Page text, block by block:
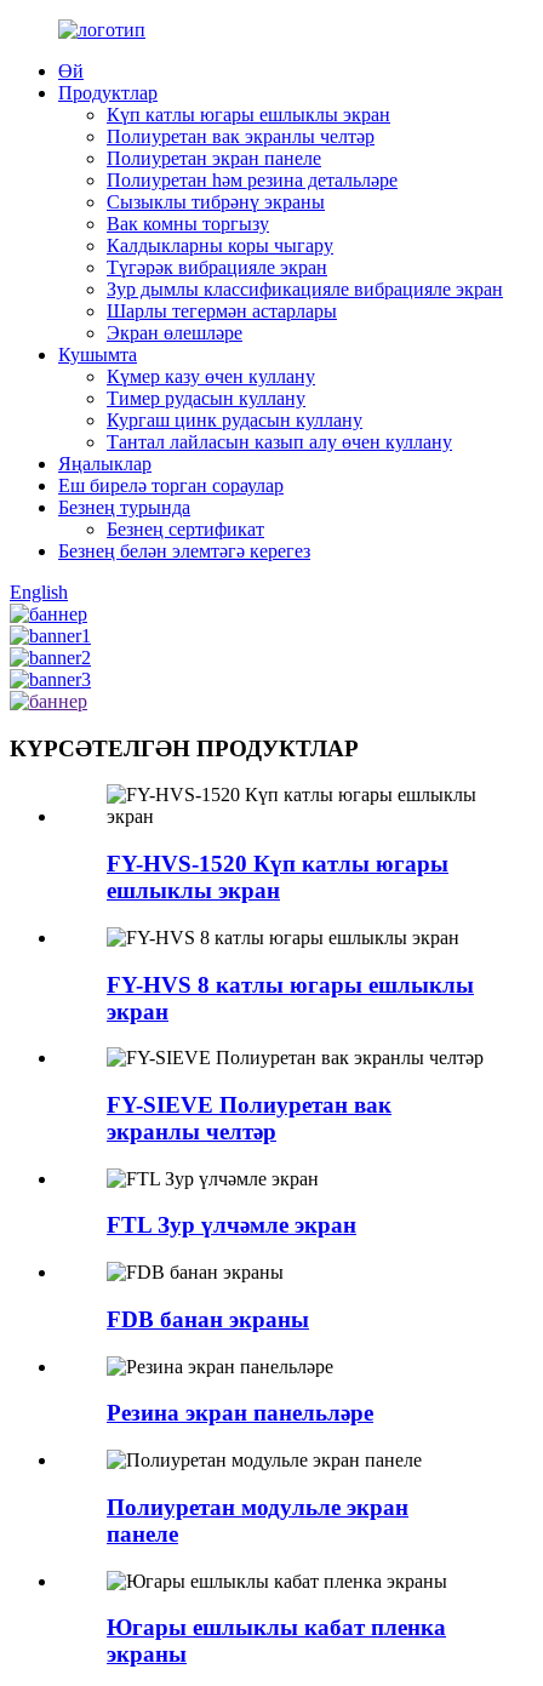
Өй
Продуктлар
Күп катлы югары ешлыклы экран
Полиуретан вак экранлы челтәр
Полиуретан экран панеле
Полиуретан һәм резина детальләре
Сызыклы тибрәнү экраны
Вак комны торгызу
Калдыкларны коры чыгару
Түгәрәк вибрацияле экран
Зур дымлы классификацияле вибрацияле экран
Шарлы тегермән астарлары
Экран өлешләре
Кушымта
Күмер казу өчен куллану
Тимер рудасын куллану
Кургаш цинк рудасын куллану
Тантал лайласын казып алу өчен куллану
Яңалыклар
Еш бирелә торган сораулар
Безнең турында
Безнең сертификат
Безнең белән элемтәгә керегез
English
КҮРСӘТЕЛГӘН ПРОДУКТЛАР
FY-HVS-1520 Күп катлы югары
ешлыклы экран
FY-HVS 8 катлы югары ешлыклы
экран
FY-SIEVE Полиуретан вак
экранлы челтәр
FTL Зур үлчәмле экран
FDB банан экраны
Резина экран панельләре
Полиуретан модульле экран
панеле
Югары ешлыклы кабат пленка
экраны